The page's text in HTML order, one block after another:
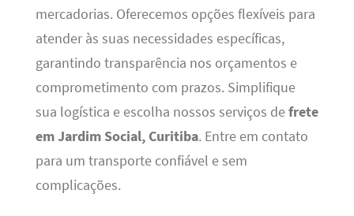
mercadorias. Oferecemos opções flexíveis para
atender às suas necessidades específicas,
garantindo transparência nos orçamentos e
comprometimento com prazos. Simplifique
sua logística e escolha nossos serviços defrete
em Jardim Social, Curitiba. Entre em contato
para um transporte confiável e sem
complicações.